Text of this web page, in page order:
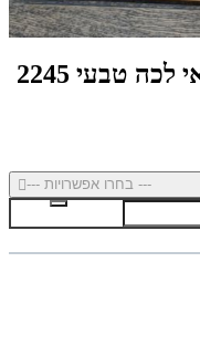
טבעי 2245
--- בחרו אפשרויות ---